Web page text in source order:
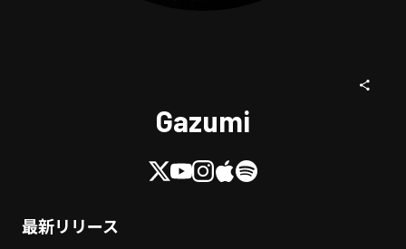
Gazumi
最新リリース